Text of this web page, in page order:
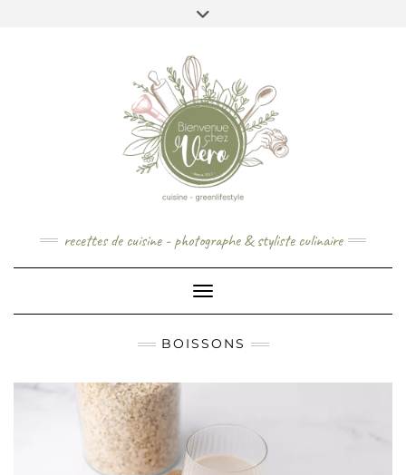
recettes de cuisine - photographe & styliste culinaire
Toggle Navigation
BOISSONS